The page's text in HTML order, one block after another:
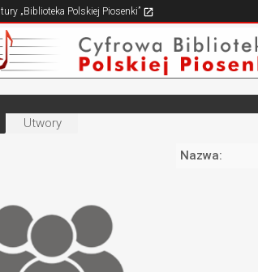
„Biblioteka Polskiej Piosenki”
Utwory
Nazwa: